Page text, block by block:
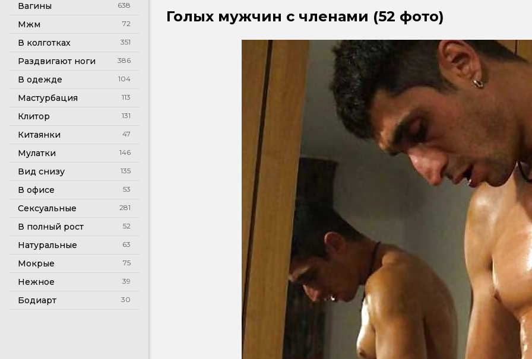
Вагины 638
Мжм 72
В колготках 351
Раздвигают ноги 386
В одежде 104
Мастурбация 113
Клитор 131
Китаянки 47
Мулатки 146
Вид снизу 135
В офисе 53
Сексуальные 281
В полный рост 52
Натуральные 63
Мокрые 75
Нежное 39
Бодиарт 30
Голых мужчин с членами (52 фото)